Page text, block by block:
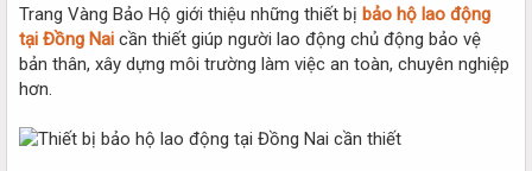
Trang Vàng Bảo Hộ giới thiệu những thiết bị bảo hộ lao động
tại Đồng Nai cần thiết giúp người lao động chủ động bảo vệ
bản thân, xây dựng môi trường làm việc an toàn, chuyên nghiệp
hơn.